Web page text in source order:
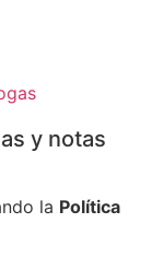
y notas
la Política